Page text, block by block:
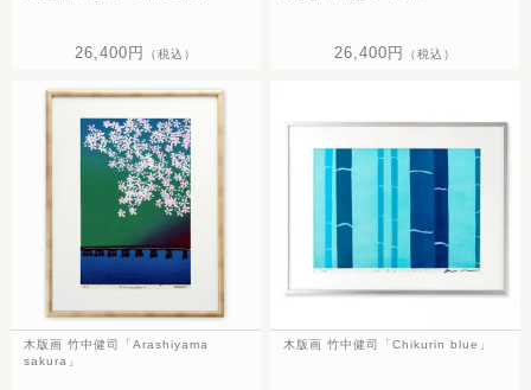
26,400円 （税込） 26,400円 （税込）
木版画 竹中健司「Arashiyama
sakura」
木版画 竹中健司「Chikurin blue」